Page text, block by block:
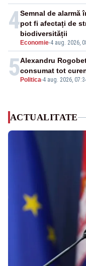
4
Economie-4 aug. 2026,
Semnal de alarmă
pot fi afectați de
biodiversității
5 Politica-4 aug. 2026,
Alexandru
consumat tot
ACTUALITATE